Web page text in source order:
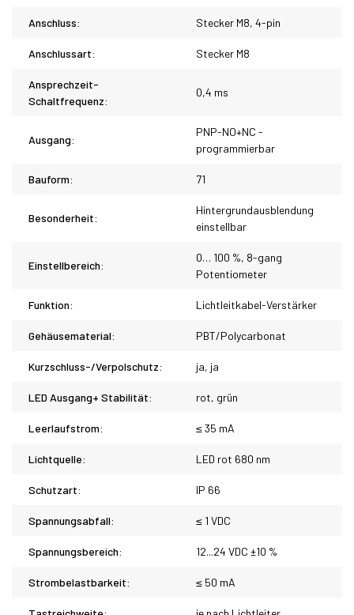
Anschluss: Stecker M8, 4-pin
Anschlussart: Stecker M8
Ansprechzeit-
Schaltfrequenz:
0,4 ms
Ausgang:
PNP-NO+NC -
programmierbar
Bauform: 71
Besonderheit:
Hintergrundausblendung
einstellbar
Einstellbereich:
0… 100 %, 8-gang
Potentiometer
Funktion: Lichtleitkabel-Verstärker
Gehäusematerial: PBT/Polycarbonat
Kurzschluss-/Verpolschutz: ja, ja
LED Ausgang+ Stabilität: rot, grün
Leerlaufstrom: ≤ 35 mA
Lichtquelle: LED rot 680 nm
Schutzart: IP 66
Spannungsabfall: ≤ 1 VDC
Spannungsbereich: 12...24 VDC ±10 %
Strombelastbarkeit: ≤ 50 mA